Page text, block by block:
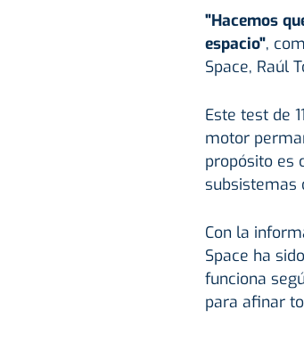
"Hacemos
espacio",
Space, Raúl
Este test de
motor
propósito es
subsistemas
Con la
Space ha
funciona
para afinar